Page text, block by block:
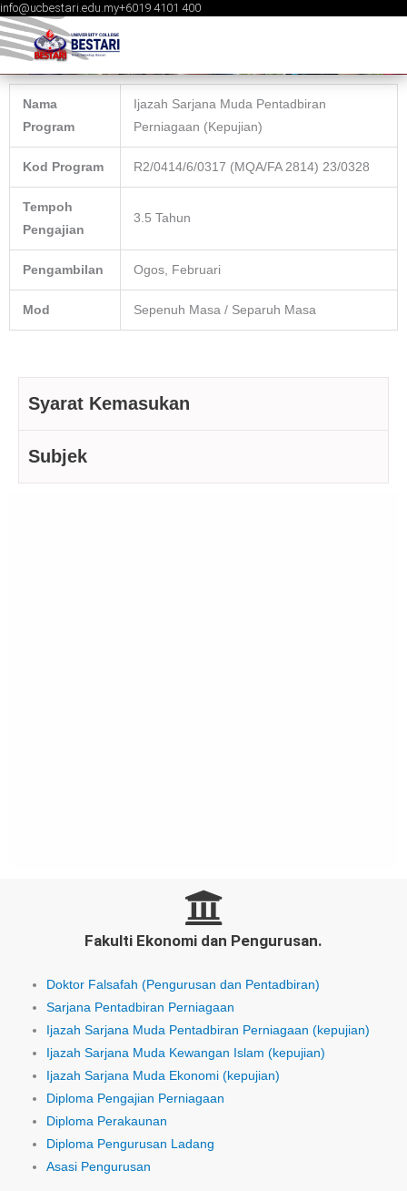
Skip
to
content
info@ucbestari.edu.my+6019 4101 400
Nama
Program
Ijazah Sarjana Muda Pentadbiran
Perniagaan (Kepujian)
Kod Program R2/0414/6/0317 (MQA/FA 2814) 23/0328
Tempoh
Pengajian
3.5 Tahun
Pengambilan Ogos, Februari
Mod Sepenuh Masa / Separuh Masa
Syarat Kemasukan
Subjek
Fakulti Ekonomi dan Pengurusan.
Doktor Falsafah (Pengurusan dan Pentadbiran)
Sarjana Pentadbiran Perniagaan
Ijazah Sarjana Muda Pentadbiran Perniagaan (kepujian)
Ijazah Sarjana Muda Kewangan Islam (kepujian)
Ijazah Sarjana Muda Ekonomi (kepujian)
Diploma Pengajian Perniagaan
Diploma Perakaunan
Diploma Pengurusan Ladang
Asasi Pengurusan